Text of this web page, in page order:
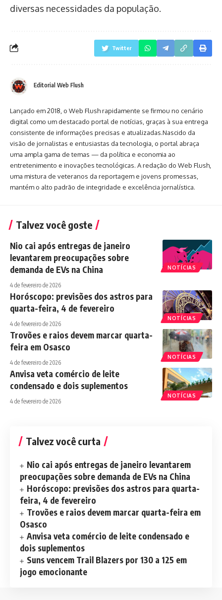
diversas necessidades da população.
Twitter
Editorial Web Flush
Lançado em 2018, o Web Flush rapidamente se firmou no cenário
digital como um destacado portal de notícias, graças à sua entrega
consistente de informações precisas e atualizadas.Nascido da
visão de jornalistas e entusiastas da tecnologia, o portal abraça
uma ampla gama de temas — da política e economia ao
entretenimento e inovações tecnológicas. A redação do Web Flush,
uma mistura de veteranos da reportagem e jovens promessas,
mantém o alto padrão de integridade e excelência jornalística.
Talvez você goste
NOTÍCIAS
Nio cai após entregas de janeiro
levantarem preocupações sobre
demanda de EVs na China
4 de fevereiro de 2026
NOTÍCIAS
Horóscopo: previsões dos astros para
quarta-feira, 4 de fevereiro
4 de fevereiro de 2026
NOTÍCIAS
Trovões e raios devem marcar quarta-
feira em Osasco
4 de fevereiro de 2026
NOTÍCIAS
Anvisa veta comércio de leite
condensado e dois suplementos
4 de fevereiro de 2026
Talvez você curta
Nio cai após entregas de janeiro levantarem
preocupações sobre demanda de EVs na China
Horóscopo: previsões dos astros para quarta-
feira, 4 de fevereiro
Trovões e raios devem marcar quarta-feira em
Osasco
Anvisa veta comércio de leite condensado e
dois suplementos
Suns vencem Trail Blazers por 130 a 125 em
jogo emocionante